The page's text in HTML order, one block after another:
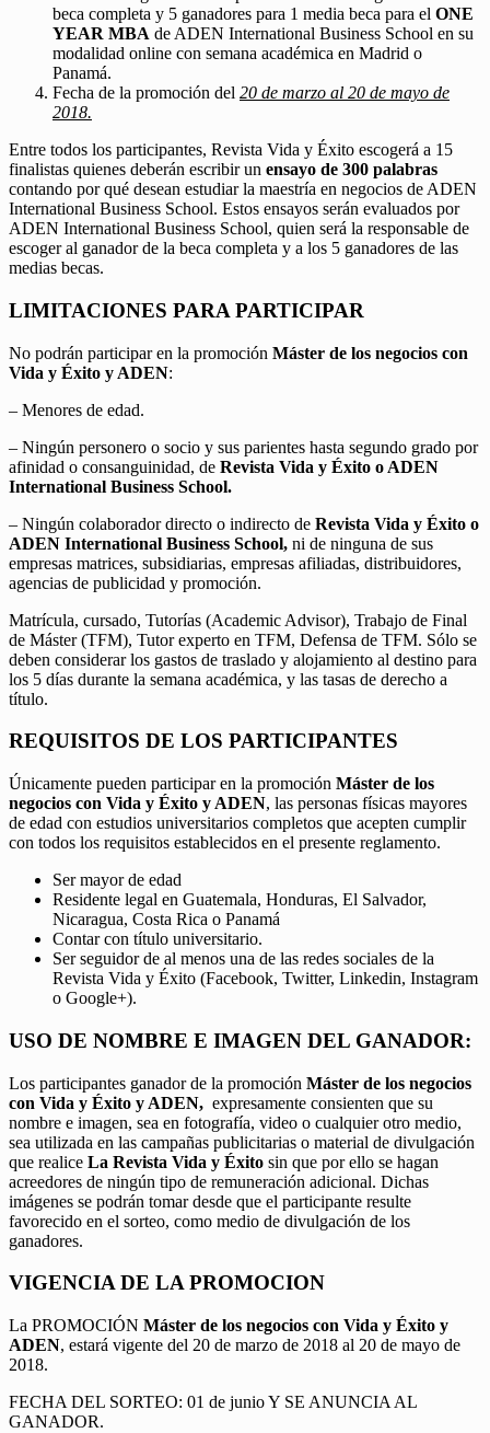
beca completa y 5 ganadores para 1 media beca para el ONE
YEAR MBA de ADEN International Business School en su
modalidad online con semana académica en Madrid o
Panamá.
Fecha de la promoción del 20 de marzo al 20 de mayo de
2018.
Entre todos los participantes, Revista Vida y Éxito escogerá a 15
finalistas quienes deberán escribir un ensayo de 300 palabras
contando por qué desean estudiar la maestría en negocios de ADEN
International Business School. Estos ensayos serán evaluados por
ADEN International Business School, quien será la responsable de
escoger al ganador de la beca completa y a los 5 ganadores de las
medias becas.
LIMITACIONES PARA PARTICIPAR
No podrán participar en la promoción Máster de los negocios con
Vida y Éxito y ADEN:
– Menores de edad.
– Ningún personero o socio y sus parientes hasta segundo grado por
afinidad o consanguinidad, de Revista Vida y Éxito o ADEN
International Business School.
– Ningún colaborador directo o indirecto de Revista Vida y Éxito o
ADEN International Business School, ni de ninguna de sus
empresas matrices, subsidiarias, empresas afiliadas, distribuidores,
agencias de publicidad y promoción.
Matrícula, cursado, Tutorías (Academic Advisor), Trabajo de Final
de Máster (TFM), Tutor experto en TFM, Defensa de TFM. Sólo se
deben considerar los gastos de traslado y alojamiento al destino para
los 5 días durante la semana académica, y las tasas de derecho a
título.
REQUISITOS DE LOS PARTICIPANTES
Únicamente pueden participar en la promoción Máster de los
negocios con Vida y Éxito y ADEN, las personas físicas mayores
de edad con estudios universitarios completos que acepten cumplir
con todos los requisitos establecidos en el presente reglamento.
Ser mayor de edad
Residente legal en Guatemala, Honduras, El Salvador,
Nicaragua, Costa Rica o Panamá
Contar con título universitario.
Ser seguidor de al menos una de las redes sociales de la
Revista Vida y Éxito (Facebook, Twitter, Linkedin, Instagram
o Google+).
USO DE NOMBRE E IMAGEN DEL GANADOR:
Los participantes ganador de la promoción Máster de los negocios
con Vida y Éxito y ADEN, expresamente consienten que su
nombre e imagen, sea en fotografía, video o cualquier otro medio,
sea utilizada en las campañas publicitarias o material de divulgación
que realice La Revista Vida y Éxito sin que por ello se hagan
acreedores de ningún tipo de remuneración adicional. Dichas
imágenes se podrán tomar desde que el participante resulte
favorecido en el sorteo, como medio de divulgación de los
ganadores.
VIGENCIA DE LA PROMOCION
La PROMOCIÓN Máster de los negocios con Vida y Éxito y
ADEN, estará vigente del 20 de marzo de 2018 al 20 de mayo de
2018.
FECHA DEL SORTEO: 01 de junio Y SE ANUNCIA AL
GANADOR.